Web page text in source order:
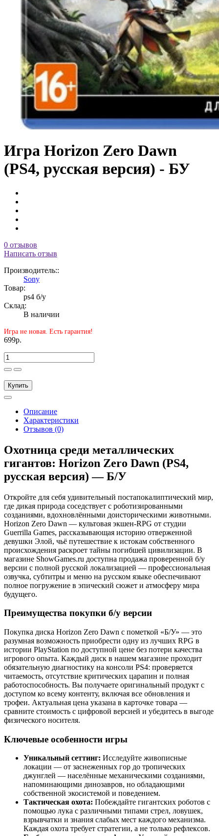
Игра Horizon Zero Dawn
(PS4, русская версия) - БУ
0 отзывов
Написать отзыв
Производитель::
Sony
Товар:
ps4 б/у
Склад:
В наличии
Игра не новая. Есть гарантия!
699р.
Купить
Описание
Характеристики
Отзывов (0)
Охотница среди металлических
гигантов: Horizon Zero Dawn (PS4,
русская версия) — Б/У
Откройте для себя удивительный постапокалиптический мир,
где дикая природа соседствует с роботизированными
созданиями, вдохновлёнными доисторическими животными.
Horizon Zero Dawn — культовая экшен-RPG от студии
Guerrilla Games, рассказывающая историю отверженной
девушки Элой, чьё путешествие к истокам собственного
происхождения раскроет тайны погибшей цивилизации. В
магазине ShowGames.ru доступна продажа проверенной б/у
версии с полной русской локализацией — профессиональная
озвучка, субтитры и меню на русском языке обеспечивают
полное погружение в эпический сюжет и атмосферу мира
будущего.
Преимущества покупки б/у версии
Покупка диска Horizon Zero Dawn с пометкой «Б/У» — это
разумная возможность приобрести одну из лучших RPG в
истории PlayStation по доступной цене без потери качества
игрового опыта. Каждый диск в нашем магазине проходит
обязательную диагностику на консоли PS4: проверяется
читаемость, отсутствие критических царапин и полная
работоспособность. Вы получаете оригинальный продукт с
доступом ко всему контенту, включая все обновления и
трофеи. Актуальная цена указана в карточке товара —
сравните стоимость с цифровой версией и убедитесь в выгоде
физического носителя.
Ключевые особенности игры
Уникальный сеттинг: Исследуйте живописные
локации — от заснеженных гор до тропических
джунглей — населённые механическими созданиями,
напоминающими динозавров, но обладающими
собственной экосистемой и поведением.
Тактическая охота: Побеждайте гигантских роботов с
помощью лука с различными типами стрел, ловушек,
взрывчатки и знания слабых мест каждого механизма.
Каждая охота требует стратегии, а не только рефлексов.